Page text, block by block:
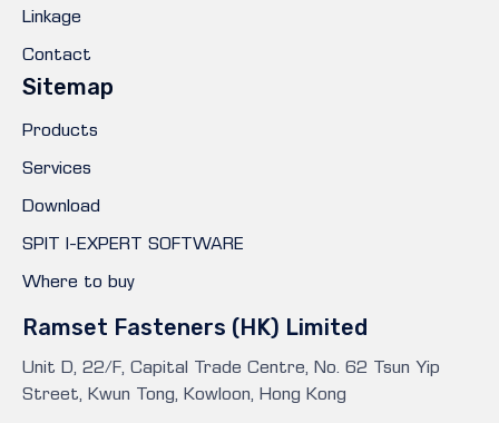
Linkage
Contact
Sitemap
Products
Services
Download
SPIT I-EXPERT SOFTWARE
Where to buy
Ramset Fasteners (HK) Limited
Unit D, 22/F, Capital Trade Centre, No. 62 Tsun Yip
Street, Kwun Tong, Kowloon, Hong Kong